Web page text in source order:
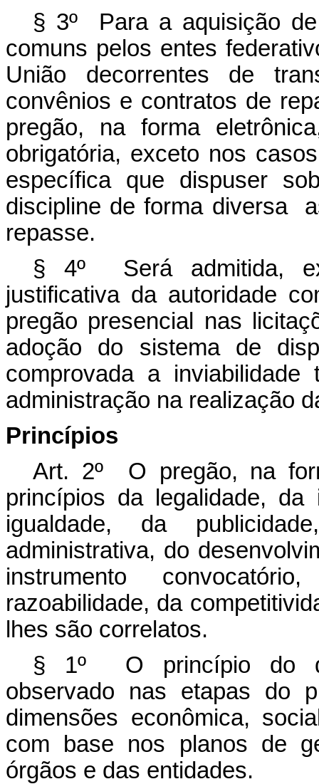
§ 3º Para a aquisição
comuns pelos entes
União decorrentes de
convênios e contratos de
pregão, na forma
obrigatória, exceto nos
específica que dispuser
discipline de forma diversa
repasse.
§ 4º Será admitida,
justificativa da autoridade
pregão presencial nas
adoção do sistema de
comprovada a
administração na realização
Princípios
Art. 2º O pregão, na
princípios da legalidade, da
igualdade, da
administrativa, do
instrumento
razoabilidade, da
lhes são correlatos.
§ 1º O princípio do
observado nas etapas do
dimensões econômica,
com base nos planos de
órgãos e das entidades.